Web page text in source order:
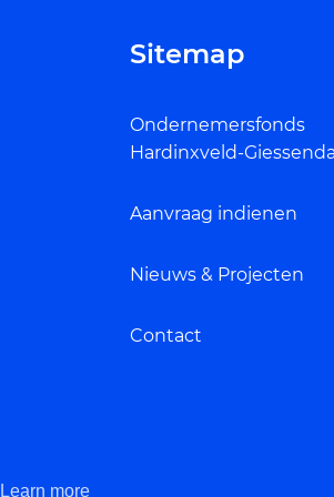
Learn more
Sitemap
Ondernemersfonds
Hardinxveld-
Aanvraag indienen
Nieuws & Projecten
Contact